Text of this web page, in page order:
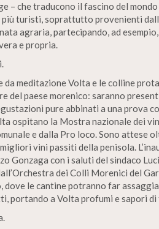
– che traducono il fascino del
più turisti, soprattutto provenienti
agraria, partecipando, ad
e propria.
da meditazione Volta e le colline
del paese morenico: saranno
pure abbinati a una prova
ospitano la Mostra nazionale dei
e dalla Pro loco. Sono attese
vini passiti della penisola.
Gonzaga con i saluti del sindaco
dei Colli Morenici del
dove le cantine potranno far
portando a Volta profumi e sapori